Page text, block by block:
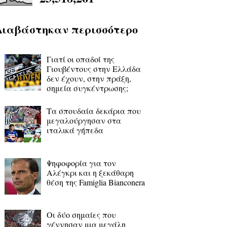
περισσότερο
Γιατί οι οπαδοί της
Γιουβέντους στην Ελλάδα
δεν έχουν, στην πράξη,
σημεία συγκέντρωσης;
Τα σπουδαία δεκάρια που
μεγαλούργησαν στα
ιταλικά γήπεδα
Ψηφοφορία για τον
Αλέγκρι και η ξεκάθαρη
θέση της Famiglia Bianconera
Οι δύο σημαίες που
γέννησαν μια μεγάλη